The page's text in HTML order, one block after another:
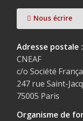
Nous écrire
Adresse postale :
CNEAF
c/o Société
247 rue Saint-
75005 Paris
Organisme de